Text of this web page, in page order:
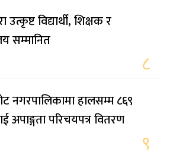
उत्कृष्ट विद्यार्थी, शिक्षक र
सम्मानित
८
नगरपालिकामा हालसम्म ८६९
अपाङ्गता परिचयपत्र वितरण
९